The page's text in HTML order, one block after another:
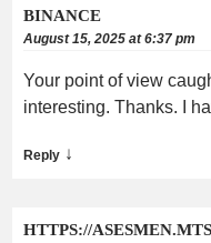
BINANCE
August 15, 2025 at 6:37 pm
Your point of view
interesting. Thanks. I
Reply ↓
HTTPS://